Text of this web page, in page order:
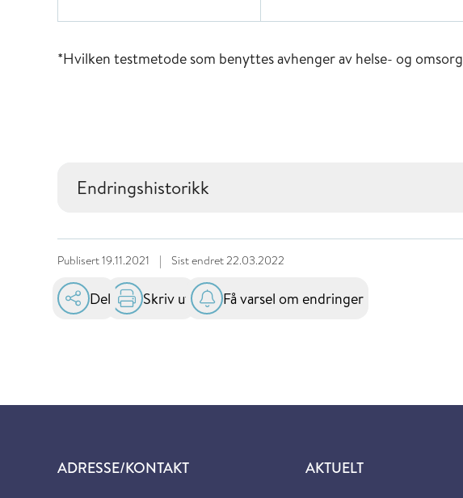
*Hvilken testmetode som benyttes avhenger av helse- og
Endringshistorikk
Publisert19.11.2021 | Sist endret22.03.2022
Del Skriv ut Få varsel om endringer
ADRESSE/KONTAKT AKTUELT